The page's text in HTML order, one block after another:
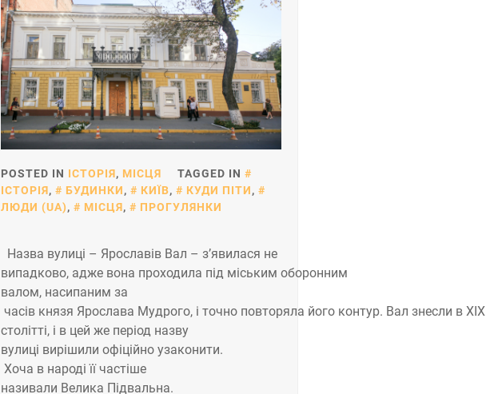
POSTED IN ІСТОРІЯ, МІСЦЯ
TAGGED IN
ІСТОРІЯ, БУДИНКИ, КИЇВ, КУДИ ПІТИ,
ЛЮДИ (UA), МІСЦЯ, ПРОГУЛЯНКИ
Назва вулиці – Ярославів Вал – з’явилася не
випадково, адже вона проходила під міським оборонним
валом, насипаним за
часів князя Ярослава Мудрого, і точно повторяла його контур. Вал знесли в XIX
столітті, і в цей же період назву
вулиці вирішили офіційно узаконити.
Хоча в народі її частіше
називали Велика Підвальна.